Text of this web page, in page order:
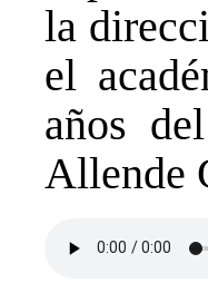
la
el
años
Allende